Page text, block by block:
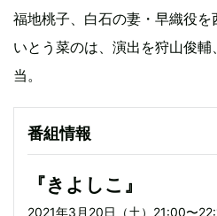
福地桃子、白石の妻・早織役
いとう菜のは、演出を狩山俊
当。
番組情報
『きよしこ』
2021年3月20日（土）21:00〜